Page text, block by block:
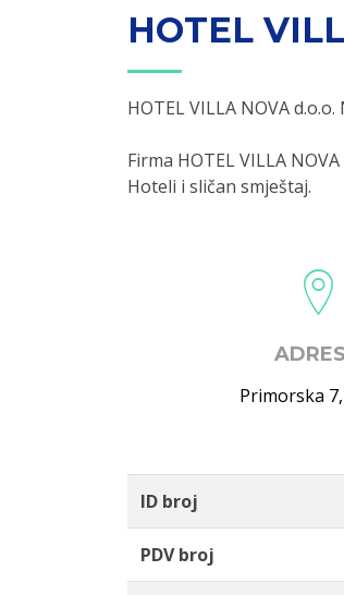
HOTEL
HOTEL VILLA NOVA d.o.o.
Firma HOTEL VILLA
Hoteli i sličan smještaj.
Primorska 7,
ID broj
PDV broj